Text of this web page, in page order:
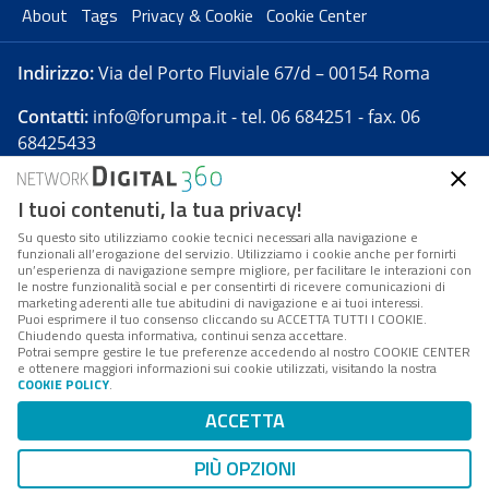
About Tags Privacy & Cookie Cookie Center
Indirizzo:Via del Porto Fluviale 67/d – 00154 Roma
Contatti: info@forumpa.it- tel. 06 684251 - fax. 06
68425433
Forumpa.itè una pubblicazione telematica iscritta
presso Registro della stampa del Tribunale di Roma -
Reg. n. 182 del 2 maggio 2008 - Direttore resp. Michela
Stentella
FPA s.r.l. è società soggetta a Direzione e
Coordinamento da parte di Digital360 S.p.A. - FPA s.r.l.
è un'azienda certificata per il sistema di management
Codice Fiscale/Partita IVA n. 10693191008 - R.E.A. Roma
n. 1249791. ISP AWS
Mappa del sito
I tuoi contenuti, la tua privacy!
Su questo sito utilizziamo cookie tecnici necessari alla navigazione e
funzionali all’erogazione del servizio. Utilizziamo i cookie anche per fornirti
un’esperienza di navigazione sempre migliore, per facilitare le interazioni con
le nostre funzionalità social e per consentirti di ricevere comunicazioni di
marketing aderenti alle tue abitudini di navigazione e ai tuoi interessi.
Puoi esprimere il tuo consenso cliccando su ACCETTA TUTTI I COOKIE.
Chiudendo questa informativa, continui senza accettare.
Potrai sempre gestire le tue preferenze accedendo al nostro COOKIE CENTER
e ottenere maggiori informazioni sui cookie utilizzati, visitando la nostra
COOKIE POLICY.
ACCETTA
PIÙ OPZIONI